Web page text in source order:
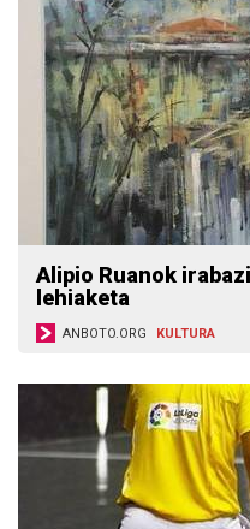
Alipio Ruanok
lehiaketa
ANBOTO.ORG KULTURA